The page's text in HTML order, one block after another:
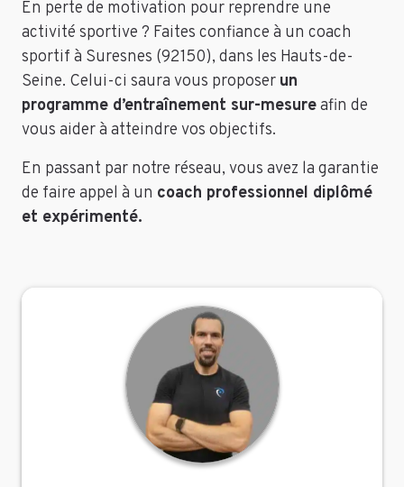
En perte de motivation pour reprendre une
activité sportive ? Faites confiance à un coach
sportif à Suresnes (92150), dans les Hauts-de-
Seine. Celui-ci saura vous proposer un
programme d’entraînement sur-mesureafin de
vous aider à atteindre vos objectifs.
En passant par notre réseau, vous avez la garantie
de faire appel à un coach professionnel diplômé
et expérimenté.